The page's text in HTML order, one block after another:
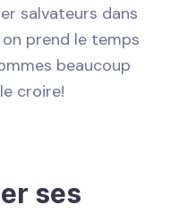
salvateurs dans
prend le temps
beaucoup
croire!
ses